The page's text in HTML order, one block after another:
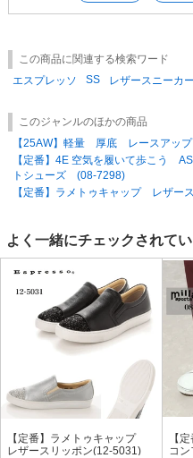
この商品に関連する検索ワード
エスプレッソ
SS レザースニーカー
このジャンルのほかの商品
【25AW】軽量 厚底 レースアッ
【定番】4E 空気を履いて歩こう
トシューズ (08-7298)
【定番】ラメトゥキャップ レザー
よく一緒にチェックされて
【定番】ラメトゥキャップ
レザースリッポン(12-5031)
【
コ